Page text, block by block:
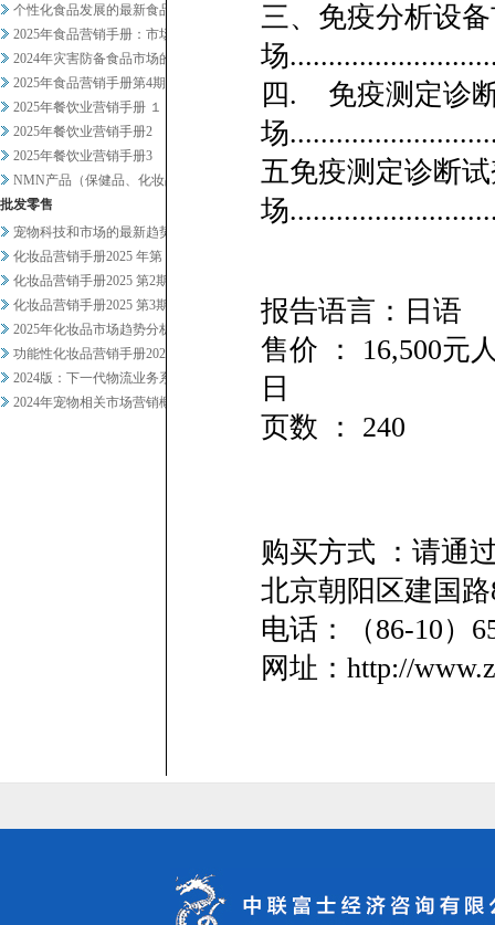
个性化食品发展的最新食品科技趋...
2025年食品营销手册：市场总...
2024年灾害防备食品市场的现...
2025年食品营销手册第4期
2025年餐饮业营销手册 １
2025年餐饮业营销手册2
2025年餐饮业营销手册3
NMN产品（保健品、化妆品）及...
批发零售
宠物科技和市场的最新趋势正在发...
化妆品营销手册2025 年第 ...
化妆品营销手册2025 第2期
化妆品营销手册2025 第3期
2025年化妆品市场趋势分析概...
功能性化妆品营销手册2024-...
2024版：下一代物流业务系统...
2024年宠物相关市场营销概况
三、免疫分析设
场
四. 免疫测定诊
场
五免疫测定诊断
场
报告语言：日语
售价 ： 16,500元
日
页数 ： 240
购买方式 ：请通
北京朝阳区建国
电话：（86-
网址：http://